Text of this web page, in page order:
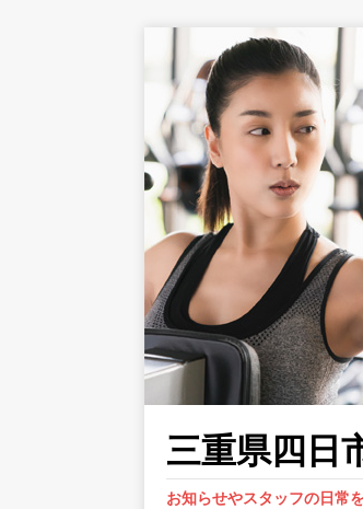
三重県四日
お知らせやスタッフの日常